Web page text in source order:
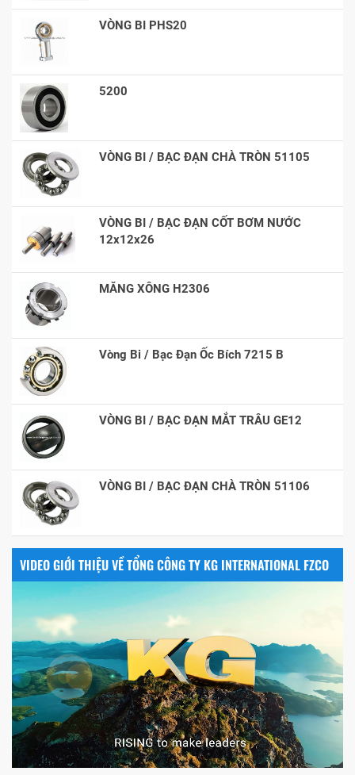
VÒNG BI PHS20
5200
VÒNG BI / BẠC ĐẠN CHÀ TRÒN 51105
VÒNG BI / BẠC ĐẠN CỐT BƠM NƯỚC
12x12x26
MĂNG XÔNG H2306
Vòng Bi / Bạc Đạn Ốc Bích 7215 B
VÒNG BI / BẠC ĐẠN MẮT TRÂU GE12
VÒNG BI / BẠC ĐẠN CHÀ TRÒN 51106
VIDEO GIỚI THIỆU VỀ TỔNG CÔNG TY KG INTERNATIONAL FZCO